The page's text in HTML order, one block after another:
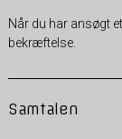
Når du har ansøgt
bekræftelse.
Samtalen